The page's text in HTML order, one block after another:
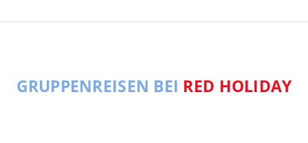
GRUPPENREISEN BEI RED HOLIDAY